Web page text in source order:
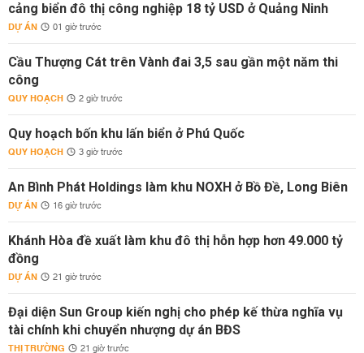
cảng biển đô thị công nghiệp 18 tỷ USD ở Quảng Ninh
DỰ ÁN 01 giờ trước
Cầu Thượng Cát trên Vành đai 3,5 sau gần một năm thi
công
QUY HOẠCH 2 giờ trước
Quy hoạch bốn khu lấn biển ở Phú Quốc
QUY HOẠCH 3 giờ trước
An Bình Phát Holdings làm khu NOXH ở Bồ Đề, Long Biên
DỰ ÁN 16 giờ trước
Khánh Hòa đề xuất làm khu đô thị hỗn hợp hơn 49.000 tỷ
đồng
DỰ ÁN 21 giờ trước
Đại diện Sun Group kiến nghị cho phép kế thừa nghĩa vụ
tài chính khi chuyển nhượng dự án BĐS
THỊ TRƯỜNG 21 giờ trước